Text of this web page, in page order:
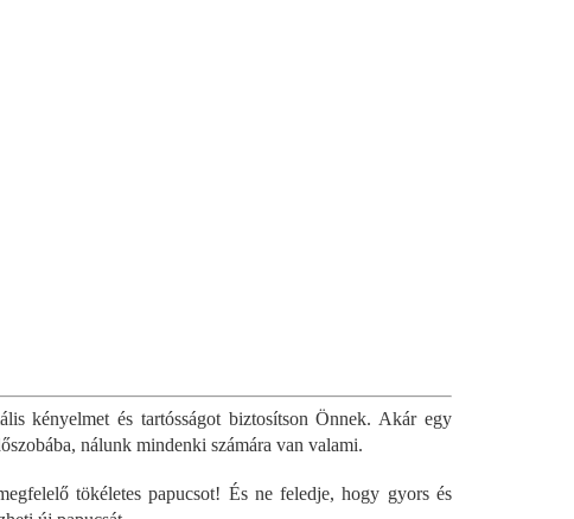
kényelmet és tartósságot biztosítson Önnek. Akár egy
nálunk mindenki számára van valami.
tökéletes papucsot! És ne feledje, hogy gyors és